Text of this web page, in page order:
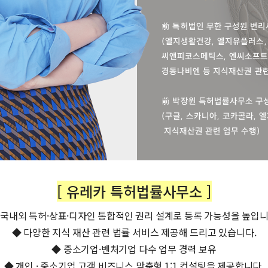
[ 유레카 특허법률사무소 ]
내외 특허·상표·디자인 통합적인 권리 설계로 등록 가능성을 높입
◆ 다양한 지식 재산 관련 법률 서비스 제공해 드리고 있습니다.
◆ 중소기업·벤처기업 다수 업무 경력 보유